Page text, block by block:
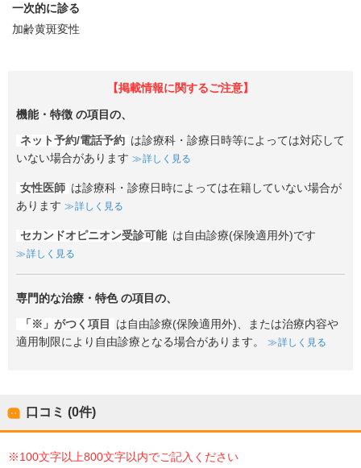
一次的に診る
加齢黄斑変性
【掲載情報に関するご注意】
機能・特徴 の項目の、
ネット予約/電話予約 は診療科・診療日時等によっては対応して
いない場合があります
詳しく見る
女性医師 は診療科・診療日時によっては在籍していない場合が
あります
詳しく見る
セカンドオピニオン受診可能 は自由診療(保険適用外)です
詳しく見る
専門的な治療・特色の項目の、
「※」がつく項目
は自由診療(保険適用外)、または治療内容や
適用制限により自由診療となる場合があります。
詳しく見る
口コミ (0件)
※100文字以上800文字以内でご記入ください